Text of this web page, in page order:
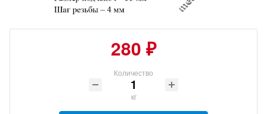
280 ₽
Количество
кг